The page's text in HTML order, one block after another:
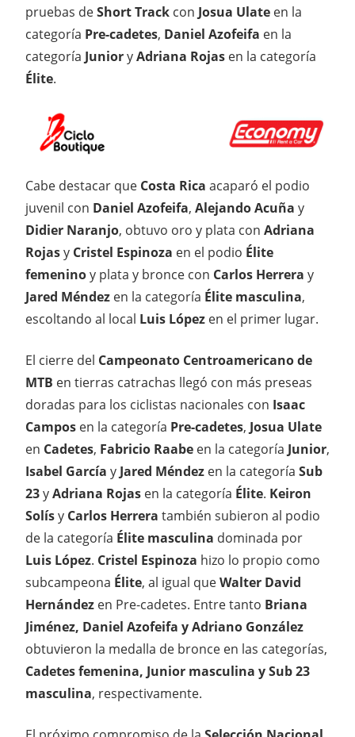
pruebas deShort Track con Josua Ulate en la
categoría Pre-cadetes, Daniel Azofeifa en la
categoría JunioryAdriana Rojas en la categoría
Élite.
Cabe destacar que Costa Rica acaparó el podio
juvenil con Daniel Azofeifa, Alejando Acuña y
Didier Naranjo, obtuvo oro y plata con Adriana
Rojasy Cristel Espinoza en el podio Élite
femeninoy plata y bronce con Carlos Herrera y
Jared Méndez en la categoría Élite masculina,
escoltando al local Luis López en el primer lugar.
El cierre del Campeonato Centroamericano de
MTB en tierras catrachas llegó con más preseas
doradas para los ciclistas nacionales con Isaac
Campos en la categoría Pre-cadetes, Josua Ulate
en Cadetes, Fabricio Raabe en la categoría Junior,
Isabel García y Jared Méndez en la categoría Sub
23yAdriana Rojas en la categoría Élite. Keiron
Solísy Carlos Herrera también subieron al podio
de la categoría Élite masculina dominada por
Luis López. Cristel Espinoza hizo lo propio como
subcampeona Élite, al igual queWalter David
Hernández en Pre-cadetes. Entre tanto Briana
Jiménez, Daniel Azofeifa y Adriano González
obtuvieron la medalla de bronce en las categorías,
Cadetes femenina, Junior masculina y Sub 23
masculina, respectivamente.